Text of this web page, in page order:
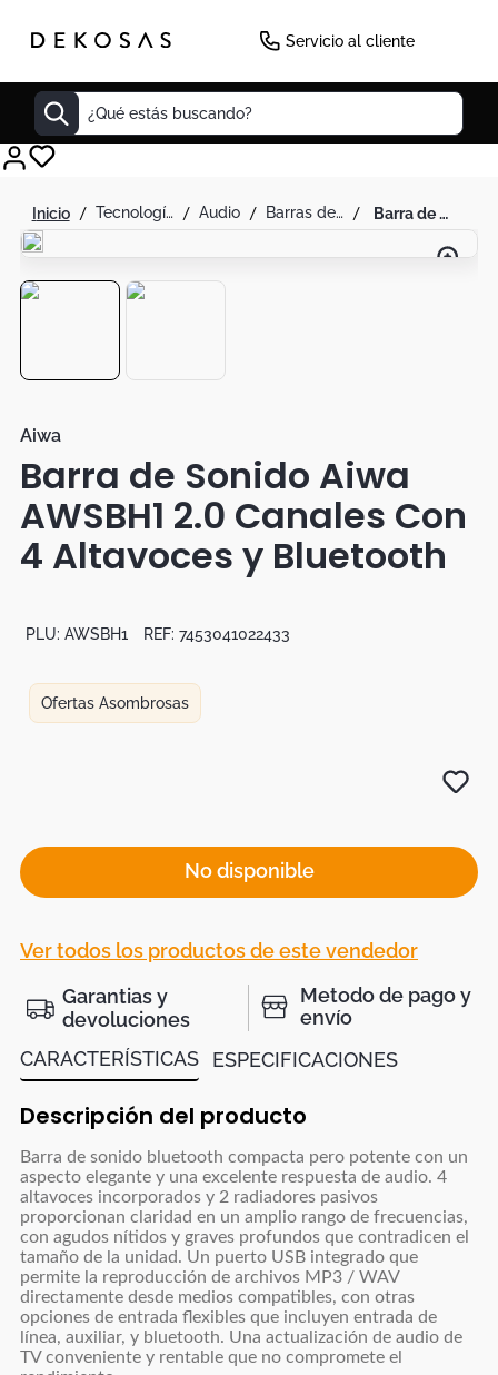
Servicio al cliente
¿Qué estás buscando?
tecnología audio barras de sonido barra de sonido aiwa awsbh1 2.0 canales con 4 altavoces y bluetooth
Aiwa
Barra de Sonido Aiwa
AWSBH1 2.0 Canales Con
4 Altavoces y Bluetooth
PLU: AWSBH1 REF: 7453041022433
Ofertas Asombrosas
No disponible
Ver todos los productos de este vendedor
Garantias y
devoluciones
Metodo de pago y
envío
CARACTERÍSTICAS
ESPECIFICACIONES
Descripción del producto
Barra de sonido bluetooth compacta pero potente con un
aspecto elegante y una excelente respuesta de audio. 4
altavoces incorporados y 2 radiadores pasivos
proporcionan claridad en un amplio rango de frecuencias,
con agudos nítidos y graves profundos que contradicen el
tamaño de la unidad. Un puerto USB integrado que
permite la reproducción de archivos MP3 / WAV
directamente desde medios compatibles, con otras
opciones de entrada flexibles que incluyen entrada de
línea, auxiliar, y bluetooth. Una actualización de audio de
TV conveniente y rentable que no compromete el
Decoracion
Cuadro
Sillas
Duvet
Botas
Dko